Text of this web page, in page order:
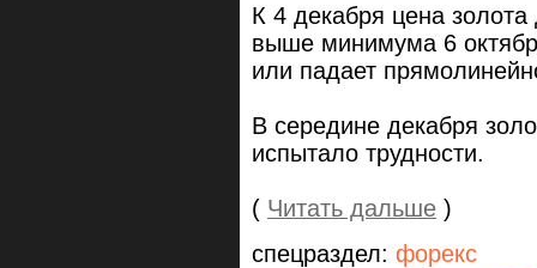
К 4 декабря цена золота
выше минимума 6
или падает
В середине декабря
испытало трудности.
( Читать дальше )
спецраздел: форекс